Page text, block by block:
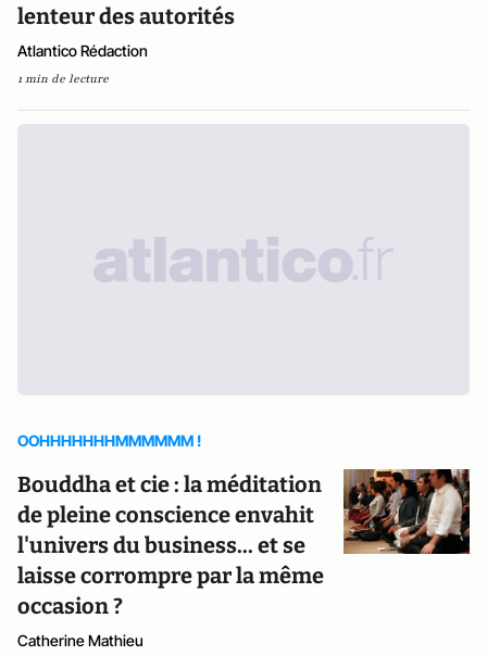
lenteur des autorités
Atlantico Rédaction
1 min de lecture
OOHHHHHHHMMMMMM !
Bouddha et cie : la méditation
de pleine conscience envahit
l'univers du business... et se
laisse corrompre par la même
occasion ?
Catherine Mathieu